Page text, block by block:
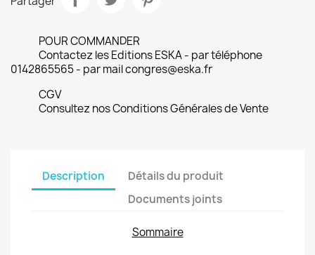
POUR COMMANDER
Contactez les Editions ESKA - par téléphone
0142865565 - par mail congres@eska.fr
CGV
Consultez nos Conditions Générales de Vente
Description
Détails du produit
Documents joints
Sommaire